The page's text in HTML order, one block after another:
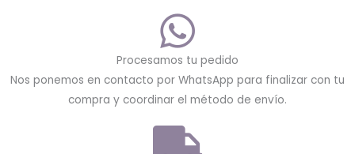
Procesamos tu pedido
Nos ponemos en contacto por WhatsApp para finalizar con tu
compra y coordinar el método de envío.